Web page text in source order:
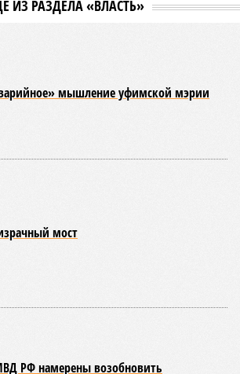
Сюжет:Недвижимость
долга, истец настаивает на
за пользование чужими денежными
изменить условия действующего
2016 году по соглашению
с ВТБ для финансирования
проекта. Общая стоимость
выезда превысила 40 млрд
«Лимакмаращавтодороги»,
в «ЛМА».
концессионного соглашения, компания
дорогу, тоннель и мост,
выезда, и взимать плату с
25 лет. Протяжённость новой
13,9 км. Движение по ней было
года.
в иске значится просьба